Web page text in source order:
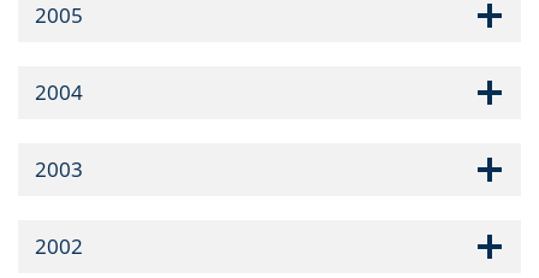
2005
2004
2003
2002